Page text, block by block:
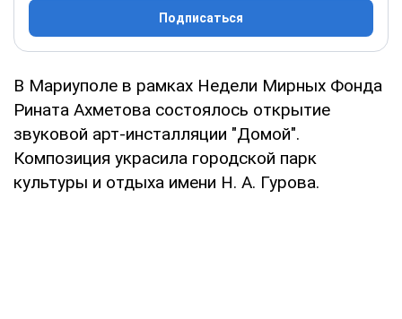
Подписаться
В Мариуполе в рамках Недели Мирных Фонда
Рината Ахметова состоялось открытие
звуковой арт-инсталляции "Домой".
Композиция украсила городской парк
культуры и отдыха имени Н. А. Гурова.